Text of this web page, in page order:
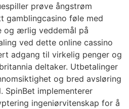
prøve ångstrøm
gamblingcasino føle med
og ærlig veddemål på
ved dette online cassino
adgang til virkelig penger og
deltaker. Utbetalinger
og bred avsløring
SpinBet implementerer
ingeniørvitenskap for å